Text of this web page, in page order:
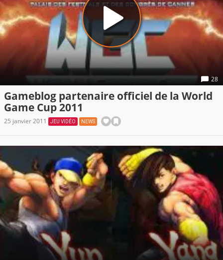
28
Gameblog partenaire officiel de la World
Game Cup 2011
25 janvier 2011 JEU VIDÉO NEWS